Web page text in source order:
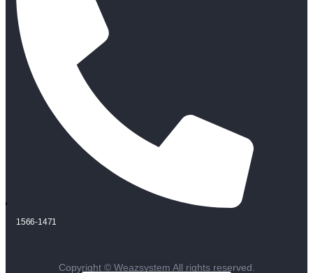
1566-1471
Copyright © Weazsystem All rights reserved.